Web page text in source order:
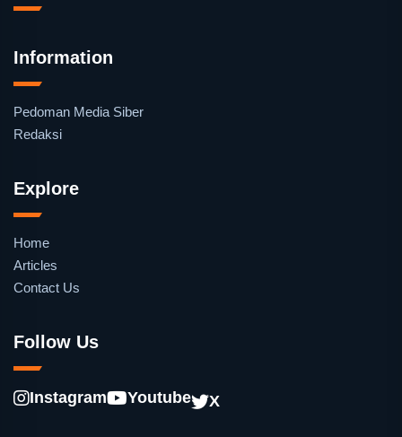
Information
Pedoman Media Siber
Redaksi
Explore
Home
Articles
Contact Us
Follow Us
Instagram Youtube X